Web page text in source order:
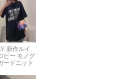
新作ルイ
ピー モノグ
ードニット
男女兼用